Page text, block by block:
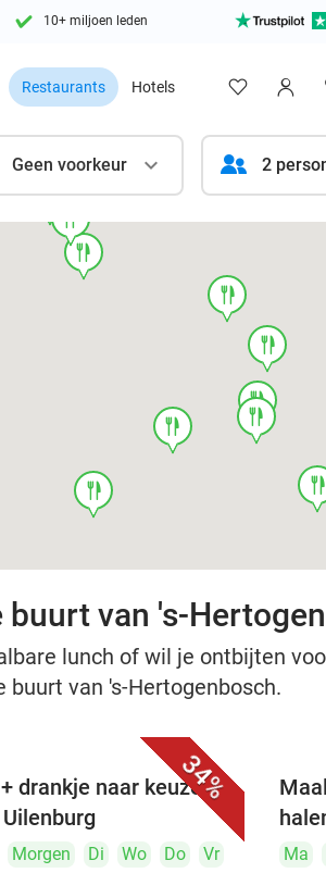
10+ miljoen leden
Restaurants Hotels
Geen voorkeur 2
food
food
food
food
food
food
food
food
food
food
van 's-
lunch of wil je ontbijten
van 's-Hertogenbosch.
34%
drankje naar keuze bij
Morgen Di Wo Do
Vr
Ma